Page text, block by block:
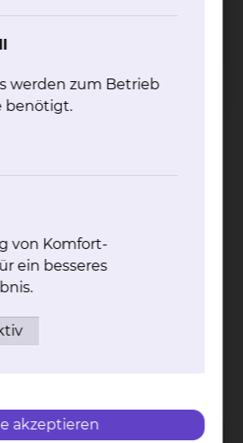
Mail kontaktieren
Betten sowie ein IMC-
mit schwerpunktmaßig
und Neurochirurgischen
eines eigenen
IMC (Intermediate-Care-
Sie Fachpersonal der
Praxisanleitung im
werden zum Betrieb
benötigt.
von Komfort-
ein besseres
akzeptieren